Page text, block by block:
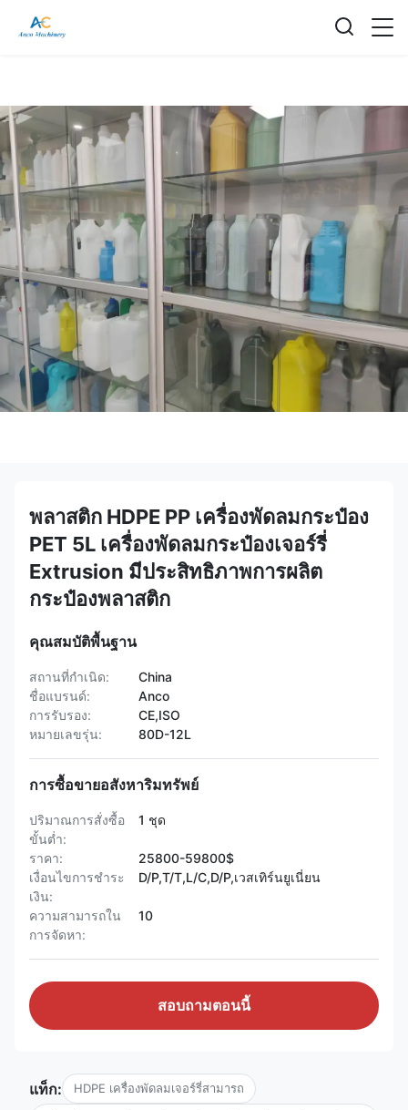
พลาสติก HDPE PP เครื่องพัดลมกระป๋อง
PET 5L เครื่องพัดลมกระป๋องเจอร์รี่
Extrusion มีประสิทธิภาพการผลิต
กระป๋องพลาสติก
คุณสมบัติพื้นฐาน
สถานที่กำเนิด:
China
ชื่อแบรนด์:
Anco
การรับรอง:
CE,ISO
หมายเลขรุ่น:
80D-12L
การซื้อขายอสังหาริมทรัพย์
ปริมาณการสั่งซื้อ
ขั้นต่ำ:
1 ชุด
ราคา:
25800-59800$
เงื่อนไขการชำระ
เงิน:
D/P,T/T,L/C,D/P,เวสเทิร์นยูเนี่ยน
ความสามารถใน
การจัดหา:
10
สอบถามตอนนี้
แท็ก: HDPE เครื่องพัดลมเจอร์รี่สามารถ